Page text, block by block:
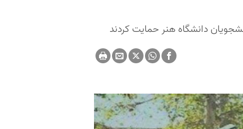
دانشگاه هنر حمایت کردند